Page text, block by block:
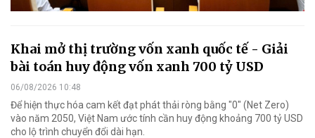
Khai mở thị trường vốn xanh quốc tế - Giải
bài toán huy động vốn xanh 700 tỷ USD
06/08/2026 10:48
Để hiện thực hóa cam kết đạt phát thải ròng bằng "0" (Net Zero)
vào năm 2050, Việt Nam ước tính cần huy động khoảng 700 tỷ USD
cho lộ trình chuyển đổi dài hạn.